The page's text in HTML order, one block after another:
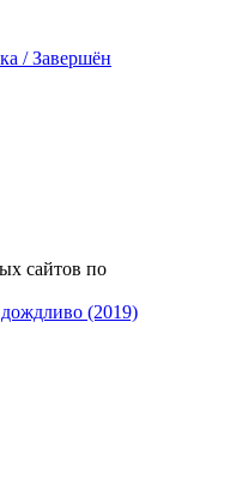
/ Завершён
сайтов по
(2019)